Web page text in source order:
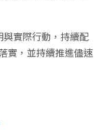
實際行動，持續配
實，並持續推進儘速